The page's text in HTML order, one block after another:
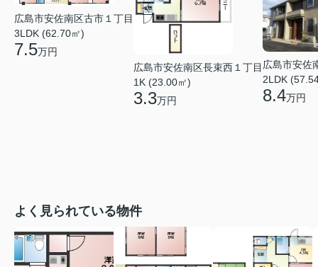
広島市安佐南区古市１丁目
3LDK (62.70㎡)
7.5万円
広島市安佐南区長束西１丁目
1K (23.00㎡)
3.3万円
広島市安佐
2LDK
8.4万円
よく見られている物件